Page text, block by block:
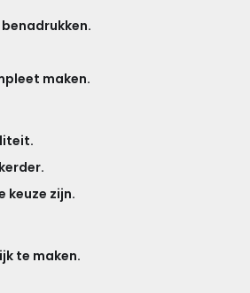
maken.
keuze zijn.
te maken.